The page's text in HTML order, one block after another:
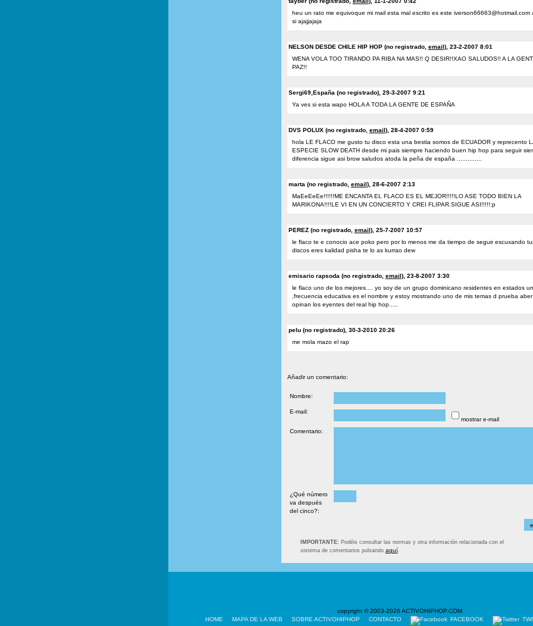
heu un rato me equivoque mi mail esta mal escrito es este iverson66663@hotmail.com
si ajajjajaja
NELSON DESDE CHILE HIP HOP (no registrado, email), 23-2-2007 8:01
WENA VOLA TOO TIRANDO PA RIBA NA MAS!! Q DESIR!!XAO SALUDOS!! A LA
PAZ!!
Sergi69,España (no registrado), 29-3-2007 9:21
Ya ves si esta wapo HOLA A TODA LA GENTE DE ESPAÑA
DVS POLUX (no registrado, email), 28-4-2007 0:59
hola LE FLACO me gusto tu disco esta una bestia somos de ECUADOR y reprecento
ESPECIE SLOW DEATH desde mi pais siempre haciendo buen hip hop para seguir
diferencia sigue asi brow saludos atoda la peña de españa ..............
marta (no registrado, email), 28-6-2007 2:13
MaEeEeEe!!!!!!ME ENCANTA EL FLACO ES EL MEJOR!!!!!LO ASE TODO BIEN LA
MARIKONA!!!!LE VI EN UN CONCIERTO Y CREI FLIPAR.SIGUE ASI!!!!!:p
PEREZ (no registrado, email), 25-7-2007 10:57
le flaco te e conocio ace poko pero por lo menos me da tiempo de seguir escuxando
discos eres kalidad pisha te lo as kurrao dew
emisario rapsoda (no registrado, email), 23-8-2007 3:30
le flaco uno de los mejores.... yo soy de un grupo dominicano residentes en estados
,frecuencia educativa es el nombre y estoy mostrando uno de mis temas d prueba
opinan los eyentes del real hip hop.....
pelu (no registrado), 30-3-2010 20:26
me mola mazo el rap
Añadir un comentario:
Nombre:
E-mail:
mostrar e-mail
Comentario:
¿Qué número
va después
del cinco?:
IMPORTANTE: Podéis consultar las normas y otra información relacionada con el
sistema de comentarios pulsando aquí.
copyright © 2003-2026 ACTIVOHIPHOP.COM
HOME
MAPA DE LA WEB SOBRE ACTIVOHIPHOP CONTACTO FACEBOOK